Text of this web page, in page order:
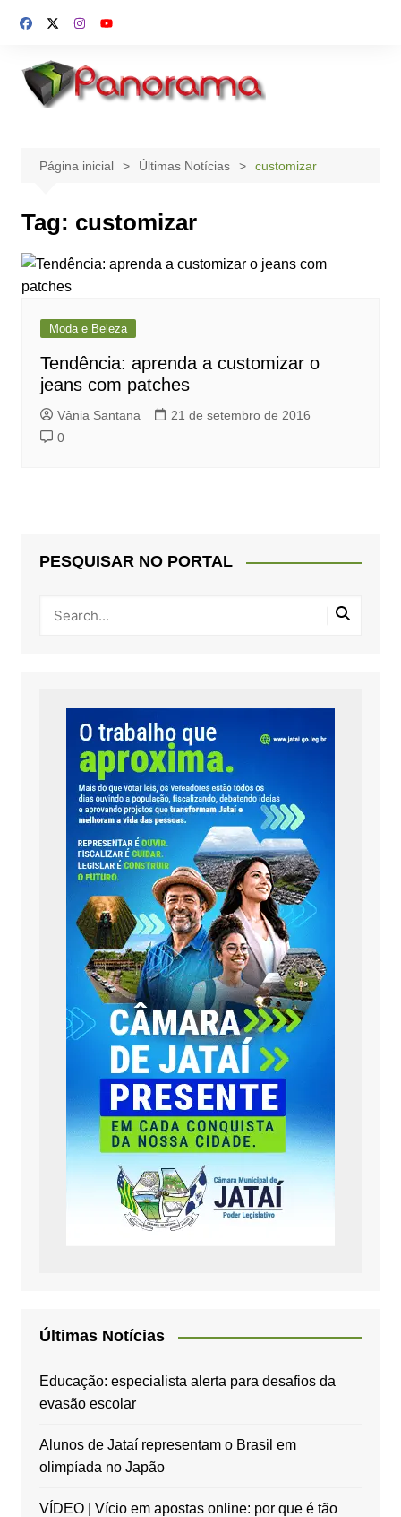
para
conteúdo
Página inicial Últimas Notícias customizar
Tag: customizar
Moda e Beleza
Tendência: aprenda a customizar o
jeans com patches
Vânia Santana
21 de setembro de 2016
0
PESQUISAR NO PORTAL
Últimas Notícias
Educação: especialista alerta para desafios da
evasão escolar
Alunos de Jataí representam o Brasil em
olimpíada no Japão
VÍDEO | Vício em apostas online: por que é tão